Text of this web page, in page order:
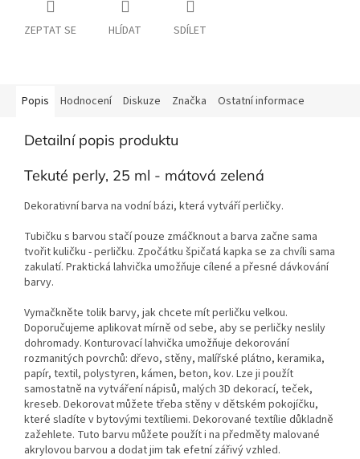
ZEPTAT SE HLÍDAT SDÍLET
Popis Hodnocení Diskuze Značka Ostatní informace
Detailní popis produktu
Tekuté perly, 25 ml - mátová zelená
Dekorativní barva na vodní bázi, která vytváří perličky.
Tubičku s barvou stačí pouze zmáčknout a barva začne sama
tvořit kuličku - perličku. Zpočátku špičatá kapka se za chvíli sama
zakulatí. Praktická lahvička umožňuje cílené a přesné dávkování
barvy.
Vymačkněte tolik barvy, jak chcete mít perličku velkou.
Doporučujeme aplikovat mírně od sebe, aby se perličky neslily
dohromady. Konturovací lahvička umožňuje dekorování
rozmanitých povrchů: dřevo, stěny, malířské plátno, keramika,
papír, textil, polystyren, kámen, beton, kov. Lze ji použít
samostatně na vytváření nápisů, malých 3D dekorací, teček,
kreseb. Dekorovat můžete třeba stěny v dětském pokojíčku,
které sladíte v bytovými textíliemi. Dekorované textílie důkladně
zažehlete. Tuto barvu můžete použít i na předměty malované
akrylovou barvou a dodat jim tak efetní zářivý vzhled.